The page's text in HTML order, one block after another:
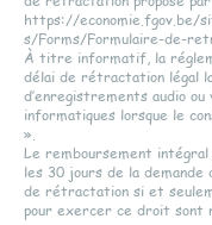
https://
s/Forms/Formulaire-de-
À titre informatif, la
délai de rétractation légal
d’enregistrements audio ou
informatiques lorsque le
».
Le remboursement
les 30 jours de la demande
de rétractation si et
pour exercer ce droit sont